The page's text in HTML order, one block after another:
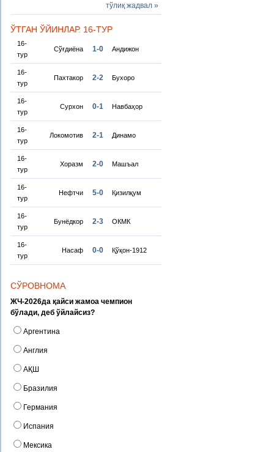
тўлиқ жадвал »
ЎТГАН ЎЙИНЛАР. 16-ТУР
16-
тур
Сўғдиёна 1-0 Андижон
16-
тур
Пахтакор 2-2 Бухоро
16-
тур
Сурхон 0-1 Навбаҳор
16-
тур
Локомотив 2-1 Динамо
16-
тур
Хоразм 2-0 Машъал
16-
тур
Нефтчи 5-0 Қизилқум
16-
тур
Бунёдкор 2-3 ОКМК
16-
тур
Насаф 0-0 Қўқон-1912
СЎРОВНОМА
ЖЧ-2026да қайси жамоа чемпион
бўлади, деб ўйлайсиз?
Аргентина
Англия
АҚШ
Бразилия
Германия
Испания
Мексика